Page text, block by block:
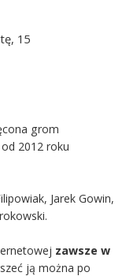
15
grom
2012 roku
Jarek Gowin,
zawsze w
ją można po